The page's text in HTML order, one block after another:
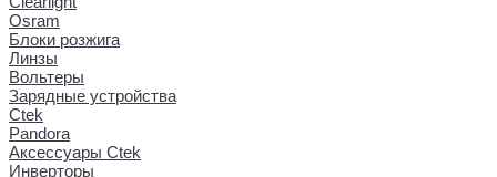
Osram
Блоки розжига
Линзы
Вольтеры
Зарядные устройства
Ctek
Pandora
Аксессуары Ctek
Инверторы